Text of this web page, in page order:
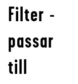
Filter -
passar
till